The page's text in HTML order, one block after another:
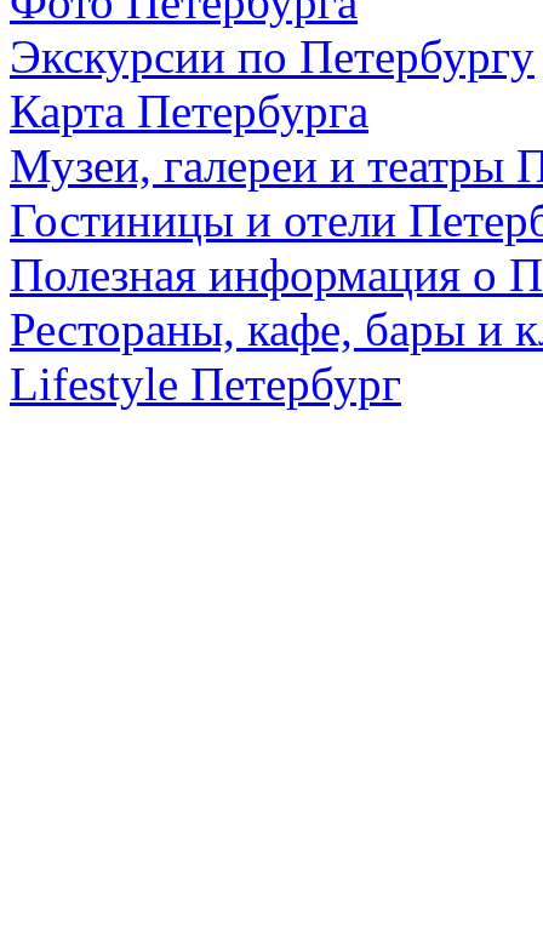
Экскурсии по Петербургу
Карта Петербурга
Музеи, галереи и театры
Гостиницы и отели
Полезная информация о
Рестораны, кафе, бары и
Lifestyle Петербург